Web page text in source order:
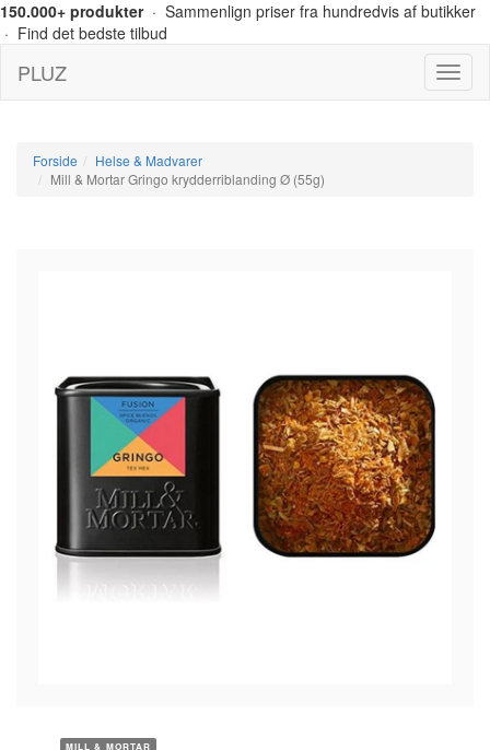
150.000+ produkter· Sammenlign priser fra hundredvis af butikker
· Find det bedste tilbud
Menu
PLUZ
Forside
Helse & Madvarer
Mill & Mortar Gringo krydderriblanding Ø (55g)
MILL & MORTAR